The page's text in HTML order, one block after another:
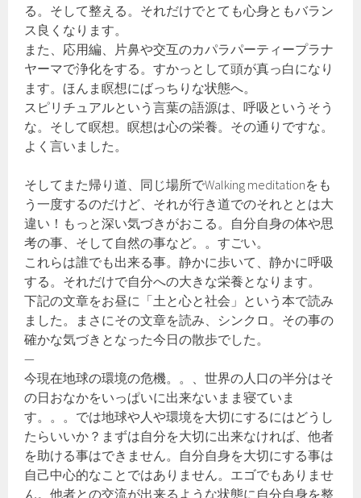
る。そして整える。それだけでとても心身ともバラン
ス良くなります。
また、応用編、片鼻や交互のカパラパーティープラナ
ヤーマで浄化をする。すかっとして頭が真っ白になり
ます。ほんま瞑想にばっちりな状態へ。
スピリチュアルという言葉の語源は、呼吸というそう
な。そして瞑想。瞑想は心の栄養。その通りですな。
よく言いました。
そしてまた帰り道、同じ場所でWalking meditationをも
う一度するのだけど、それが行き道でのそれととは大
違い！もっと深い気づきがおこる。自分自身の体や思
考の事、そして自然の事など。。すごい。
これらは誰でも出来る事。静かに歩いて、静かに呼吸
する。それだけで自分への大きな栄養となります。
下記の文章をお昼に「土と心と社会」という本で読み
ました。まさにその文章を読み、シンクロ。その事の
確かな気づきとなった今日の散歩でした。
—
今現在地球の環境の危機。。、世界の人口の半分はそ
の日おなかをいっぱいに出来ないまま寝ていま
す。。。では地球や人や環境を大切にするにはどうし
たらいいか？まずは自分を大切に出来なければ、他者
を助ける事はできません。自分自身を大切にする事は
自己中心的なことではありません。エゴでもありませ
ん。他者との交流が出来るような状態に自分自身を整